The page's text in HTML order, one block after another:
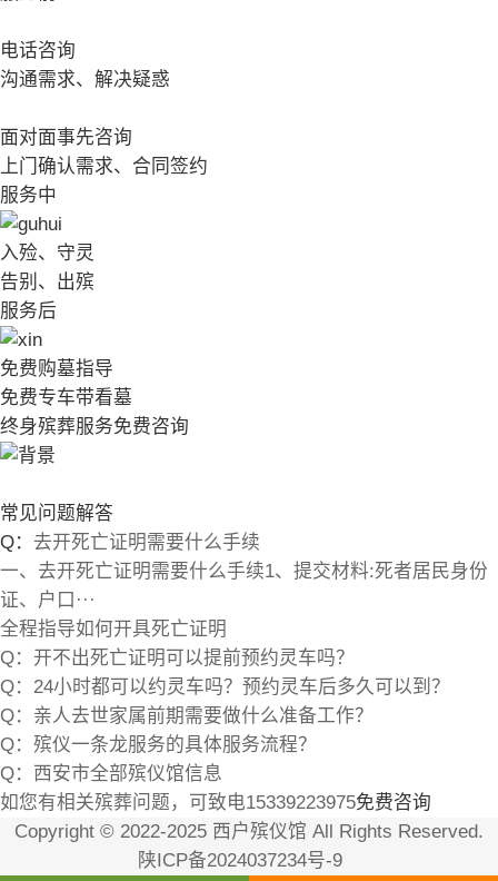
电话咨询
沟通需求、解决疑惑
面对面事先咨询
上门确认需求、合同签约
服务中
入殓、守灵
告别、出殡
服务后
免费购墓指导
免费专车带看墓
终身殡葬服务免费咨询
常见问题解答
Q： 去开死亡证明需要什么手续
一、去开死亡证明需要什么手续1、提交材料:死者居民身份
证、户口···
全程指导如何开具死亡证明
Q： 开不出死亡证明可以提前预约灵车吗？
Q： 24小时都可以约灵车吗？预约灵车后多久可以到？
Q： 亲人去世家属前期需要做什么准备工作？
Q： 殡仪一条龙服务的具体服务流程？
Q： 西安市全部殡仪馆信息
如您有相关殡葬问题，可致电15339223975免费咨询
Copyright © 2022-2025 西户殡仪馆 All Rights Reserved.
陕ICP备2024037234号-9